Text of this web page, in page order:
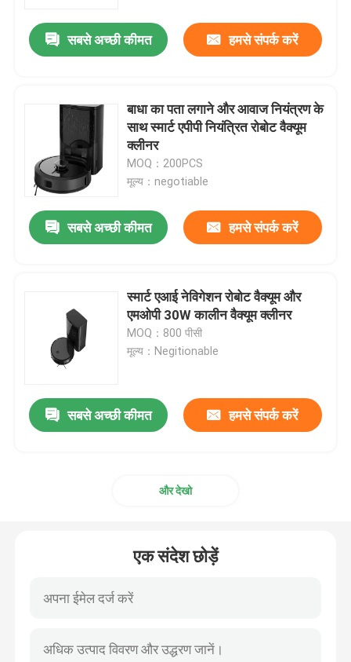
हमारे बारे में
गुणवत्ता नियंत्रण
एक उद्धरण का अनुरोध करें
रोबोट वैक्यूम क्लीनर
सबसे अच्छी कीमत हमसे संपर्क करें
बाधा का पता लगाने और आवाज नियंत्रण के
साथ स्मार्ट एपीपी नियंत्रित रोबोट वैक्यूम
क्लीनर
MOQ：200PCS
मूल्य：negotiable
सबसे अच्छी कीमत हमसे संपर्क करें
स्मार्ट एआई नेविगेशन रोबोट वैक्यूम और
एमओपी 30W कालीन वैक्यूम क्लीनर
MOQ：800 पीसी
मूल्य：Negitionable
सबसे अच्छी कीमत हमसे संपर्क करें
और देखो
एक संदेश छोड़ें